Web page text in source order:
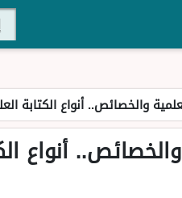
والخصائص.. أنواع الكتابة
أنواع